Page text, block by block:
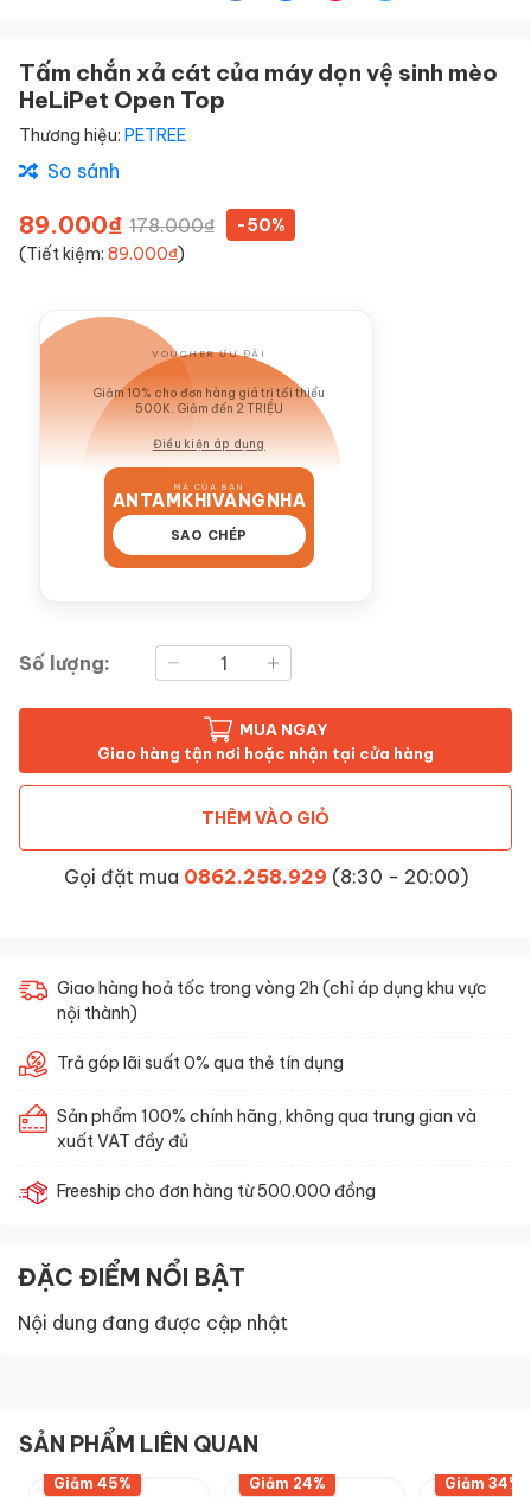
Tấm chắn xả cát của máy dọn vệ sinh mèo
HeLiPet Open Top
Thương hiệu: PETREE
So sánh
89.000₫ 178.000₫
-50%
(Tiết kiệm: 89.000₫)
VOUCHER ƯU ĐÃI
Giảm 10% cho đơn hàng giá trị tối thiểu
500K. Giảm đến 2 TRIỆU
Điều kiện áp dụng
MÃ CỦA BẠN
ANTAMKHIVANGNHA
SAO CHÉP
Số lượng:
MUA NGAY
Giao hàng tận nơi hoặc nhận tại cửa hàng
THÊM VÀO GIỎ
Gọi đặt mua 0862.258.929 (8:30 - 20:00)
Giao hàng hoả tốc trong vòng 2h (chỉ áp dụng khu vực
nội thành)
Trả góp lãi suất 0% qua thẻ tín dụng
Sản phẩm 100% chính hãng, không qua trung gian và
xuất VAT đầy đủ
Freeship cho đơn hàng từ 500.000 đồng
ĐẶC ĐIỂM NỔI BẬT
Nội dung đang được cập nhật
SẢN PHẨM LIÊN QUAN
Giảm 45% Giảm 24% Giảm 34%